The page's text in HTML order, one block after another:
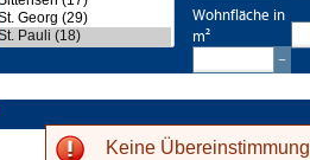
Wohnfläche in
m²
Keine